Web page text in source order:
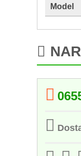
Model